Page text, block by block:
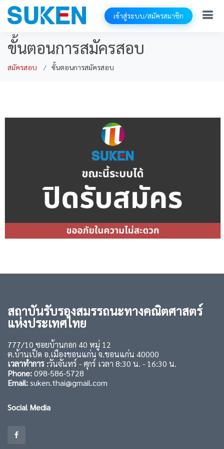
เข้าสู่ระบบ/สมัครสมาชิก
ขั้นตอนการสมัครสอบ
สมัครสอบ ขั้นตอนการสมัครสอบ
สถาบันรับรองสมรรถนะทางคณิตศาสตร์
แห่งประเทศไทย
777/10 ซอยบ้านกอก 40 หมู่ 12
ต.บ้านเป็ด อ.เมืองขอนแก่น จ.ขอนแก่น 40000
เวลาทำการ :วันจันทร์ - ศุกร์ เวลา 8:30 น. - 16:30 น.
Phone:098-586-5728
Email:suken.thai@gmail.com
Social Media